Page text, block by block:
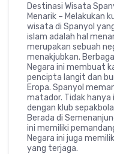
Destinasi Wisata
Menarik – Melakukan
wisata di Spanyol
islam adalah hal
merupakan sebuah
menakjubkan.
Negara ini membuat
pencipta langit dan
Eropa. Spanyol
matador. Tidak hanya
dengan klub
Berada di
ini memiliki
Negara ini juga
yang terjaga.